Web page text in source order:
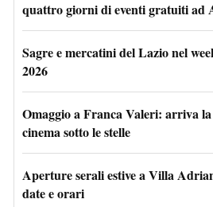
quattro giorni di eventi gratuiti ad
Sagre e mercatini del Lazio nel
2026
Omaggio a Franca Valeri: arriva
cinema sotto le stelle
Aperture serali estive a Villa
date e orari